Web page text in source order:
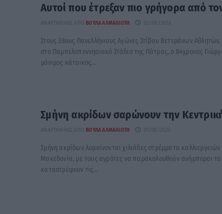
Αυτοί που έτρεξαν πιο γρήγορα από
ΑΝΑΡΤΉΘΗΚΕ ΑΠΌ ΒΟΎΛΑ ΑΛΜΑΛΙΏΤΗ 02/08/2026
Στους 38ους Πανελλήνιους Αγώνες Στίβου Βετεράνων
στο Παμπελοποννησιακό Στάδιο της Πάτρας, ο 84χρονος
μόνιμος κάτοικος...
Σμήνη ακρίδων σαρώνουν την
ΑΝΑΡΤΉΘΗΚΕ ΑΠΌ ΒΟΎΛΑ ΑΛΜΑΛΙΏΤΗ 01/08/2026
Σμήνη ακρίδων λυμαίνονται χιλιάδες στρέμματα καλλιεργειών
Μακεδονία, με τους αγρότες να παρακολουθούν ανήμποροι
καταστρέφουν τις...